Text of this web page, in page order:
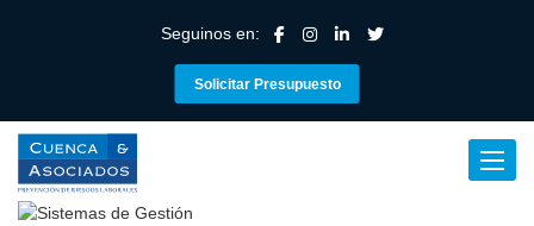
Seguinos en:
Solicitar Presupuesto